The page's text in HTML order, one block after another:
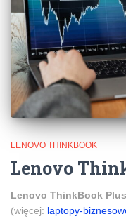
LENOVO THINKBOOK
Lenovo
Lenovo ThinkBook Plus
(więcej: laptopy-